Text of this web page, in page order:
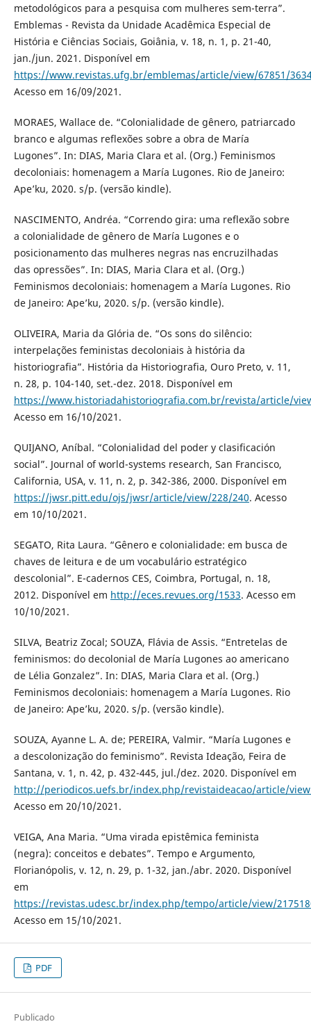
metodológicos para a pesquisa com mulheres sem-terra”.
Emblemas - Revista da Unidade Acadêmica Especial de
História e Ciências Sociais, Goiânia, v. 18, n. 1, p. 21-40,
jan./jun. 2021. Disponível em
https://www.revistas.ufg.br/emblemas/article/view/67851/
Acesso em 16/09/2021.
MORAES, Wallace de. “Colonialidade de gênero, patriarcado
branco e algumas reflexões sobre a obra de María
Lugones”. In: DIAS, Maria Clara et al. (Org.) Feminismos
decoloniais: homenagem a María Lugones. Rio de Janeiro:
Ape’ku, 2020. s/p. (versão kindle).
NASCIMENTO, Andréa. “Correndo gira: uma reflexão sobre
a colonialidade de gênero de María Lugones e o
posicionamento das mulheres negras nas encruzilhadas
das opressões”. In: DIAS, Maria Clara et al. (Org.)
Feminismos decoloniais: homenagem a María Lugones. Rio
de Janeiro: Ape’ku, 2020. s/p. (versão kindle).
OLIVEIRA, Maria da Glória de. “Os sons do silêncio:
interpelações feministas decoloniais à história da
historiografia”. História da Historiografia, Ouro Preto, v. 11,
n. 28, p. 104-140, set.-dez. 2018. Disponível em
https://www.historiadahistoriografia.com.br/revista/article/
Acesso em 16/10/2021.
QUIJANO, Aníbal. “Colonialidad del poder y clasificación
social”. Journal of world-systems research, San Francisco,
California, USA, v. 11, n. 2, p. 342-386, 2000. Disponível em
https://jwsr.pitt.edu/ojs/jwsr/article/view/228/240. Acesso
em 10/10/2021.
SEGATO, Rita Laura. “Gênero e colonialidade: em busca de
chaves de leitura e de um vocabulário estratégico
descolonial”. E-cadernos CES, Coimbra, Portugal, n. 18,
2012. Disponível em http://eces.revues.org/1533. Acesso em
10/10/2021.
SILVA, Beatriz Zocal; SOUZA, Flávia de Assis. “Entretelas de
feminismos: do decolonial de María Lugones ao americano
de Lélia Gonzalez”. In: DIAS, Maria Clara et al. (Org.)
Feminismos decoloniais: homenagem a María Lugones. Rio
de Janeiro: Ape’ku, 2020. s/p. (versão kindle).
SOUZA, Ayanne L. A. de; PEREIRA, Valmir. “María Lugones e
a descolonização do feminismo”. Revista Ideação, Feira de
Santana, v. 1, n. 42, p. 432-445, jul./dez. 2020. Disponível em
http://periodicos.uefs.br/index.php/revistaideacao/article/
Acesso em 20/10/2021.
VEIGA, Ana Maria. “Uma virada epistêmica feminista
(negra): conceitos e debates”. Tempo e Argumento,
Florianópolis, v. 12, n. 29, p. 1-32, jan./abr. 2020. Disponível
em
https://revistas.udesc.br/index.php/tempo/article/view/
Acesso em 15/10/2021.
PDF
Publicado